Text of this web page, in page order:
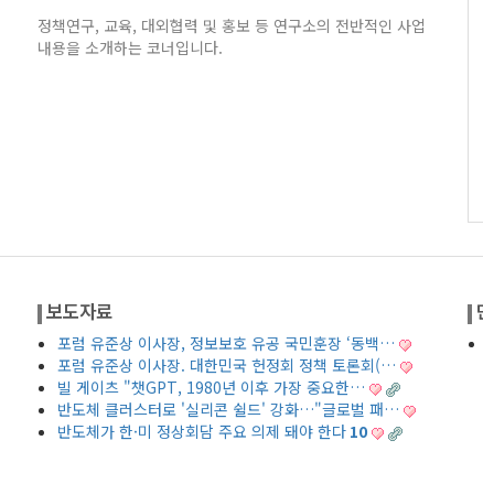
정책연구, 교육, 대외협력 및 홍보 등 연구소의 전반적인 사업
내용을 소개하는 코너입니다.
보도자료
포럼 유준상 이사장, 정보보호 유공 국민훈장 ‘동백…
포럼 유준상 이사장. 대한민국 헌정회 정책 토론회(…
빌 게이츠 "챗GPT, 1980년 이후 가장 중요한…
반도체 클러스터로 '실리콘 쉴드' 강화…"글로벌 패…
반도체가 한·미 정상회담 주요 의제 돼야 한다 10